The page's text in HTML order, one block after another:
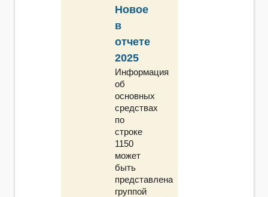
Новое
в
отчете
2025
Информация
об
основных
средствах
по
строке
1150
может
быть
представлена
группой